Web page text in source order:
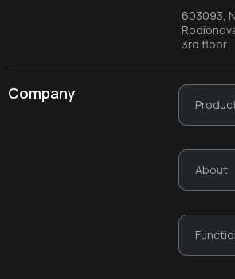
603093,
3rd floor
Company
About